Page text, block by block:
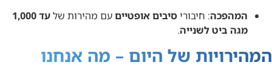
המהפכה: חיבוריסיבים אופטייםעם מהירות של
עד 1,000
מגה ביט לשנייה.
המהירויות של היום – מה אנחנו